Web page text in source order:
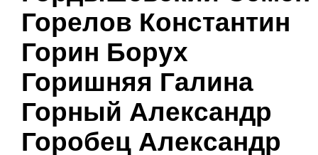
Горелов Константин
Горин Борух
Горишняя Галина
Горный Александр
Горобец Александр